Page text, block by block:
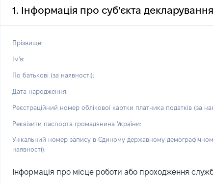
1. Інформація про суб'єкта декларування
Прізвище:
Ім'я:
По батькові (за наявності):
Дата народження:
Реєстраційний номер облікової картки платника податків (за
Реквізити паспорта громадянина України:
Унікальний номер запису в Єдиному державному
наявності):
Інформація про місце роботи або проходження